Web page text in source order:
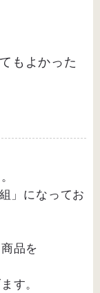
もよかった
」になってお
品を
す。